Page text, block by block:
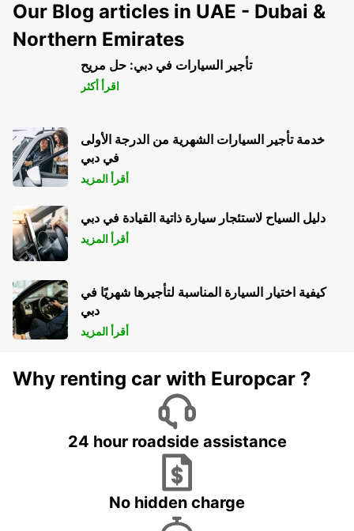
Our Blog articles in UAE - Dubai &
Northern Emirates
تأجير السيارات في دبي: حل مريح
اقرأ أكثر
خدمة تأجير السيارات الشهرية من الدرجة الأولى
في دبي
أقرأ المزيد
دليل السياح لاستئجار سيارة ذاتية القيادة في دبي
أقرأ المزيد
كيفية اختيار السيارة المناسبة لتأجيرها شهريًا في
دبي
أقرأ المزيد
Why renting car with Europcar ?
24 hour roadside assistance
No hidden charge